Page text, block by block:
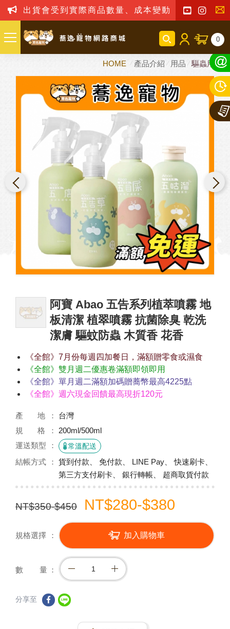
出貨會受到實際商品數量、成本變動之影響，我司
聯
我
們
0
HOME 產品介紹 用品 驅蟲用品
阿寶 Abao 五告系列植萃噴霧 地
板清潔 植翠噴霧 抗菌除臭 乾洗
潔膚 驅蚊防蟲 木質香 花香
《全館》7月份每週四加餐日，滿額贈零食或濕食
《全館》雙月週二優惠卷滿額即領即用
《全館》單月週二滿額加碼贈蕎幣最高4225點
《全館》週六現金回饋最高現折120元
產 地
台灣
規 格
200ml/500ml
運送類型
常溫配送
結帳方式
貨到付款、 免付款、 LINE Pay、 快速刷卡、
第三方支付刷卡、 銀行轉帳、 超商取貨付款
NT$350-$450 NT$280-$380
規格選擇 加入購物車
數 量
分享至